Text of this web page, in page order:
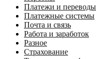
Платежи и переводы
Платежные системы
Почта и связь
Работа и заработок
Разное
Страхование